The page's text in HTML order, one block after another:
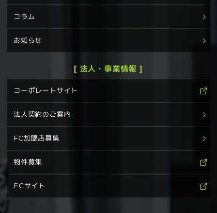
コラム
お知らせ
[ 法人・事業情報 ]
コーポレートサイト
法人契約のご案内
FC加盟店募集
物件募集
ECサイト